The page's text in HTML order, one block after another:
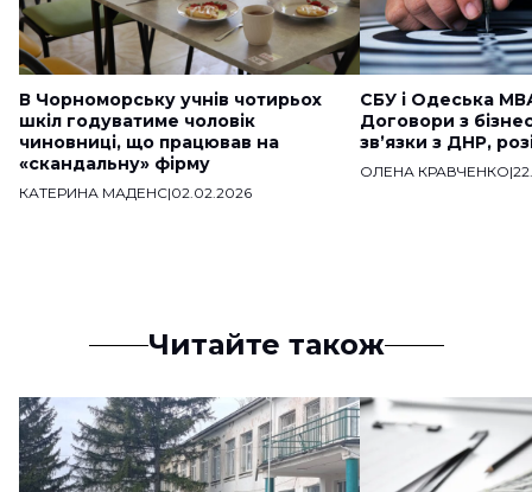
В Чорноморську учнів чотирьох
шкіл годуватиме чоловік
чиновниці, що працював на
«скандальну» фірму
КАТЕРИНА МАДЕНС|02.02.2026
СБУ і Одеська
Договори з
звʼязки з ДНР,
ОЛЕНА КРАВЧЕНКО|
Читайте також